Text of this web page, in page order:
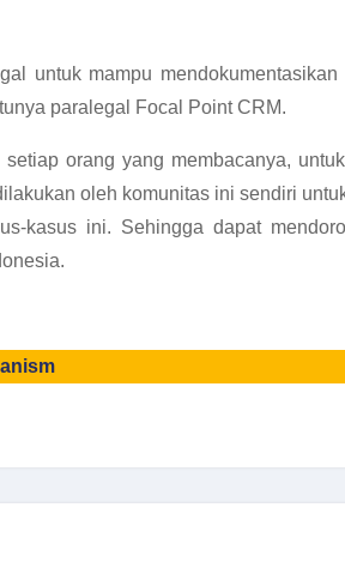
untuk mampu
paralegal Focal Point CRM.
orang yang membacanya,
oleh komunitas ini sendiri
kasus ini. Sehingga dapat